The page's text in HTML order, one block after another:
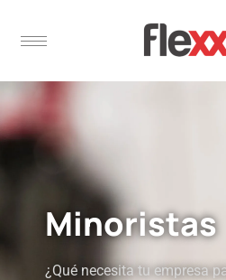
Minoristas
¿Qué necesita tu empresa